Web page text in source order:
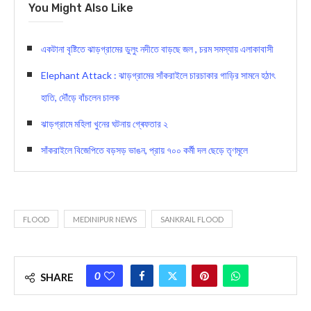
You Might Also Like
একটানা বৃষ্টিতে ঝাড়গ্রামের ডুলুং নদীতে বাড়ছে জল , চরম সমস্যায় এলাকাবাসী
Elephant Attack : ঝাড়গ্রামের সাঁকরাইলে চারচাকার গাড়ির সামনে হঠাৎ
হাতি, দৌঁড়ে বাঁচলেন চালক
ঝাড়গ্রামে মহিলা খুনের ঘটনায় গ্ৰেফতার ২
সাঁকরাইলে বিজেপিতে বড়সড় ভাঙন, প্রায় ৭০০ কর্মী দল ছেড়ে তৃণমূলে
FLOOD MEDINIPUR NEWS SANKRAIL FLOOD
SHARE 0